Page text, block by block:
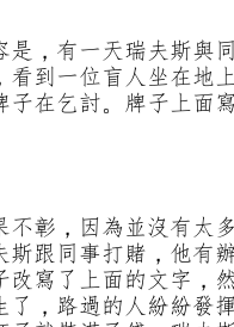
是，有一天瑞夫斯與
看到一位盲人坐在地
子在乞討。牌子上面
不彰，因為並沒有太
斯跟同事打賭，他有
改寫了上面的文字，
了，路過的人紛紛發